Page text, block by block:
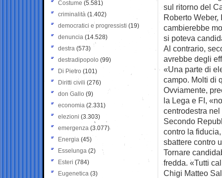
sul ritorno del
Roberto Weber,
cambierebbe
si poteva
Al contrario,
avrebbe degli
«Una parte di
campo. Molti di
Ovviamente,
la Lega e FI,
centrodestra
Secondo
contro la
sbattere contro
Tornare
fredda. «Tutti
Chigi Matteo
Costume (5.581)
criminalità (1.402)
democratici e progressisti (19)
denuncia (14.528)
destra (573)
destradipopolo (99)
Di Pietro (101)
Diritti civili (276)
don Gallo (9)
economia (2.331)
elezioni (3.303)
emergenza (3.077)
Energia (45)
Esselunga (2)
Esteri (784)
Eugenetica (3)